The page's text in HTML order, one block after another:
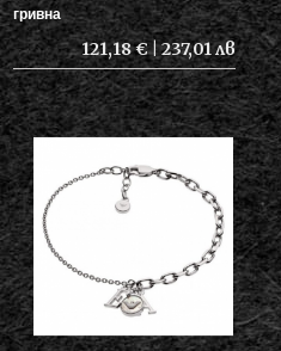
гривна
121,18 € | 237,01 лв